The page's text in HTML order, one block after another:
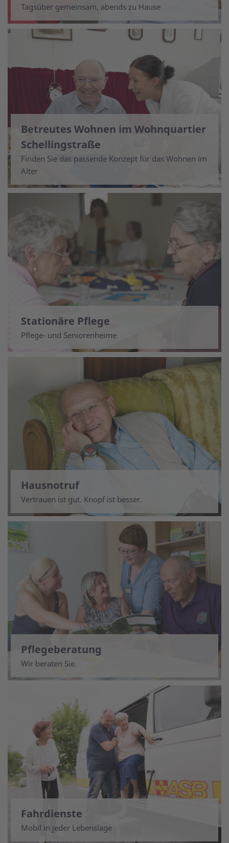
Tagsüber gemeinsam, abends zu Hause
Betreutes Wohnen im Wohnquartier
Schellingstraße
Finden Sie das passende Konzept für das Wohnen im
Alter
Stationäre Pflege
Pflege- und Seniorenheime
Hausnotruf
Vertrauen ist gut. Knopf ist besser.
Pflegeberatung
Wir beraten Sie.
Fahrdienste
Mobil in jeder Lebenslage